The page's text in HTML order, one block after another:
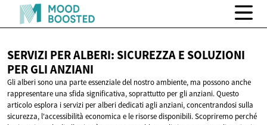
SERVIZI PER ALBERI: SICUREZZA E SOLUZIONI
PERGLI ANZIANI
Gli alberi sono una parte essenziale del nostro ambiente, ma possono anche
rappresentare una sfida significativa, soprattutto per gli anziani. Questo
articolo esplora i servizi per alberi dedicati agli anziani, concentrandosi sulla
sicurezza, l'accessibilità economica e le risorse disponibili. Scopriremo perché